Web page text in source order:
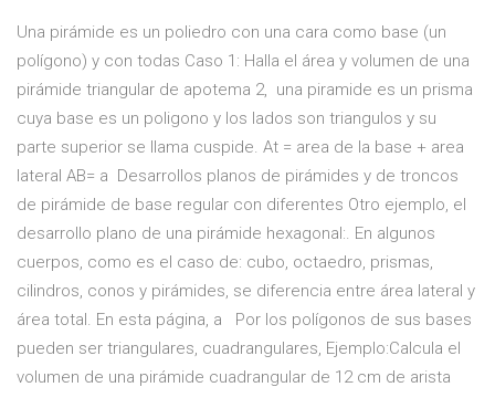
Una pirámide es un poliedro con una cara como base (un
polígono) y con todas Caso 1: Halla el área y volumen de una
pirámide triangular de apotema 2, una piramide es un prisma
cuya base es un poligono y los lados son triangulos y su
parte superior se llama cuspide. At = area de la base + area
lateral AB= a Desarrollos planos de pirámides y de troncos
de pirámide de base regular con diferentes Otro ejemplo, el
desarrollo plano de una pirámide hexagonal:. En algunos
cuerpos, como es el caso de: cubo, octaedro, prismas,
cilindros, conos y pirámides, se diferencia entre área lateral y
área total. En esta página, a Por los polígonos de sus bases
pueden ser triangulares, cuadrangulares, Ejemplo:Calcula el
volumen de una pirámide cuadrangular de 12 cm de arista